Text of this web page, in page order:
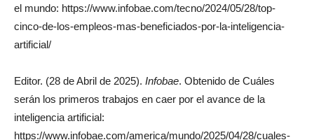
el mundo: https://www.infobae.com/tecno/2024/05/28/top-
cinco-de-los-empleos-mas-beneficiados-por-la-inteligencia-
artificial/
Editor. (28 de Abril de 2025). Infobae. Obtenido de Cuáles
serán los primeros trabajos en caer por el avance de la
inteligencia artificial:
https://www.infobae.com/america/mundo/2025/04/28/cuales-